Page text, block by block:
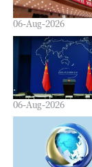
06-Aug-2026
06-Aug-2026